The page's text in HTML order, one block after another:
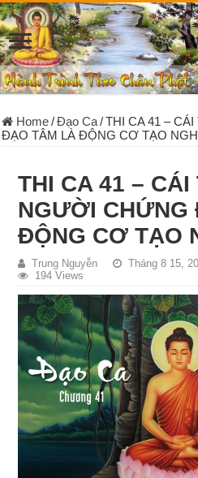
Home/Đạo Ca/THI CA 41 –
ĐẠO TÂM LÀ ĐỘNG CƠ TẠO
THI CA 41 – CÁI
NGƯỜI CHỨNG
ĐỘNG CƠ TẠO
Trung Nguyễn Tháng 8 15,
194 Views